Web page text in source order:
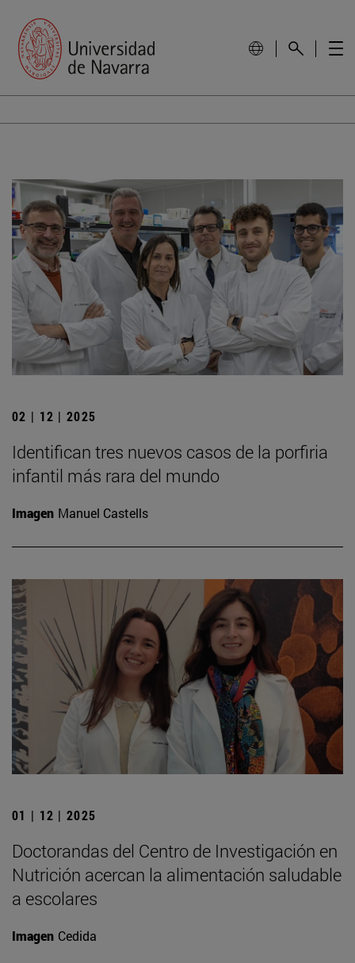
02 | 12 | 2025
Identifican tres nuevos casos de la porfiria
infantil más rara del mundo
Imagen Manuel Castells
01 | 12 | 2025
Doctorandas del Centro de Investigación en
Nutrición acercan la alimentación saludable
a escolares
Imagen Cedida